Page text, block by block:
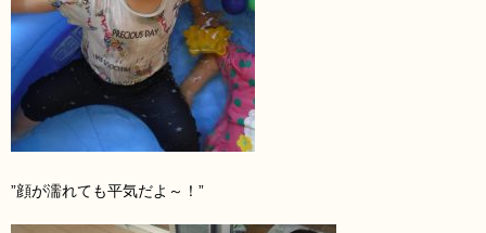
”顔が濡れても平気だよ～！”